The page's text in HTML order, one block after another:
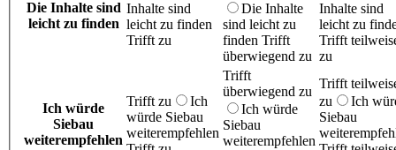
Die Inhalte sind
leicht zu finden
Inhalte sind
leicht zu finden
Trifft zu
Die Inhalte
sind leicht zu
finden Trifft
überwiegend zu
Inhalte sind
leicht zu
Trifft
zu
Ich würde
Siebau
weiterempfehlen
Trifft zu
Ich
würde Siebau
weiterempfehlen
Trifft
überwiegend zu
Ich würde
Siebau
weiterempfehlen
Trifft
zu
Ich
Siebau